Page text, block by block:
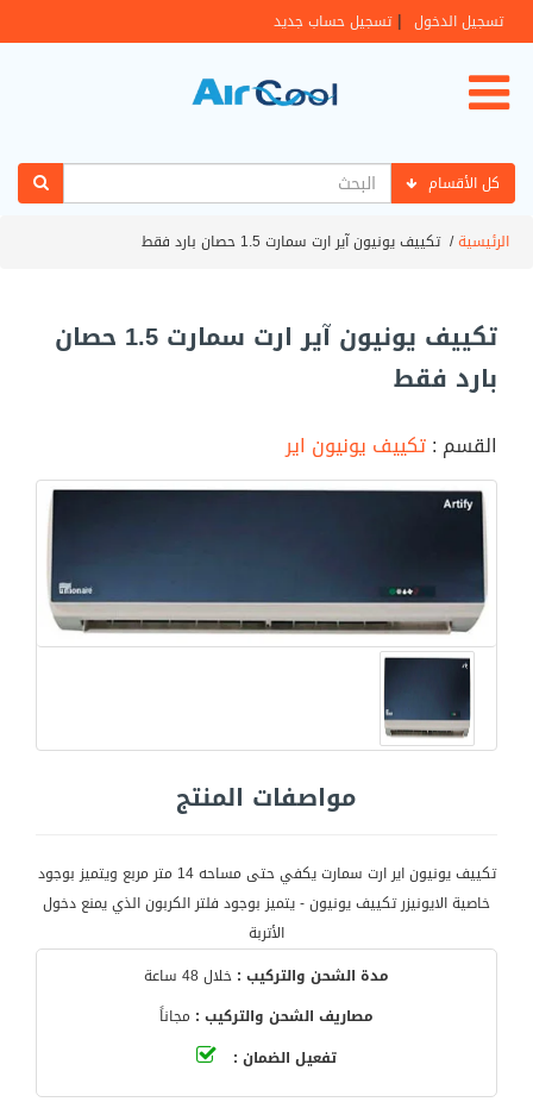
تسجيل الدخول | تسجيل حساب جديد
كل الأقسام
الرئيسية/تكييف يونيون آير ارت سمارت 1.5 حصان بارد فقط
تكييف يونيون آير ارت سمارت 1.5 حصان
بارد فقط
القسم :تكييف يونيون اير
مواصفات المنتج
تكييف يونيون اير ارت سمارت يكفي حتى مساحه 14 متر مربع ويتميز بوجود
خاصية الايونيزر تكييف يونيون - يتميز بوجود فلتر الكربون الذي يمنع دخول
الأتربة
مدة الشحن والتركيب : خلال 48 ساعة
مصاريف الشحن والتركيب : مجاناً
تفعيل الضمان :